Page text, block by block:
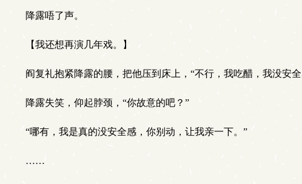
降露唔了声。
【我还想再演几年戏。】
阎复礼抱紧降露的腰，把他压到床上，“不行，我吃醋，我没安
降露失笑，仰起脖颈，“你故意的吧？”
“哪有，我是真的没安全感，你别动，让我亲一下。”
……